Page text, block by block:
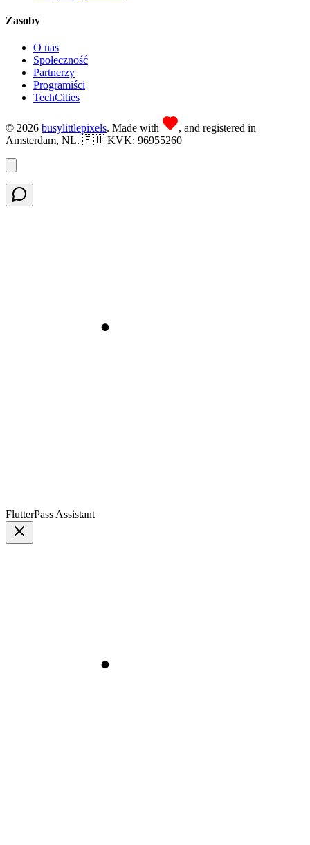
Zasoby
O nas
Społeczność
Partnerzy
Programiści
TechCities
© 2026 busylittlepixels. Made with
, and registered in
Amsterdam, NL. 🇪🇺 KVK: 96955260
FlutterPass Assistant